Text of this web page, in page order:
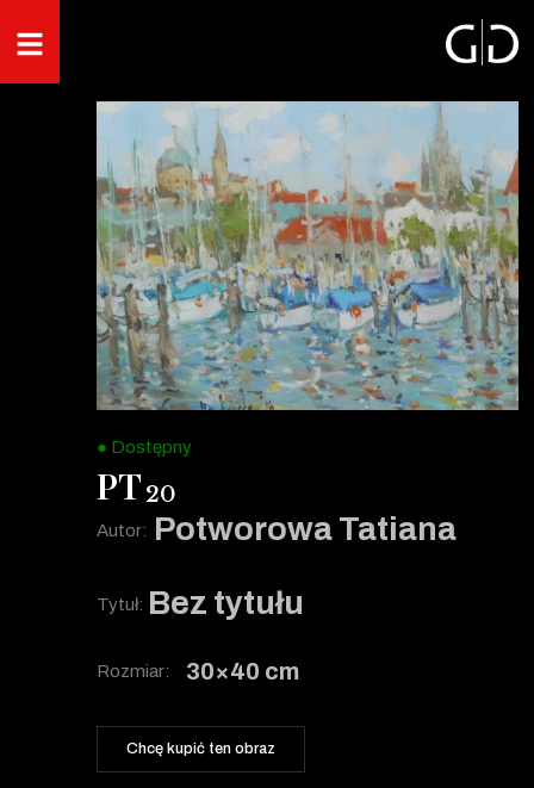
PT20
Autor: Potworowa Tatiana
Tytuł: Bez tytułu
Rozmiar: 30×40 cm
Chcę kupić ten obraz
● Dostępny